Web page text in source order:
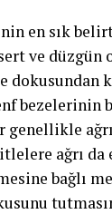
en sık
ve düzgün
bezelerinin
ağrı
bağlı